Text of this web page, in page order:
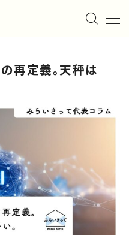
の再定義。天秤は